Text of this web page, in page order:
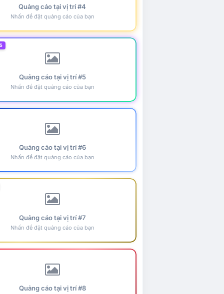
Quảng cáo tại vị trí #4
Nhấn để đặt quảng cáo của bạn
Quảng cáo tại vị trí #5
Nhấn để đặt quảng cáo của bạn
Quảng cáo tại vị trí #6
Nhấn để đặt quảng cáo của bạn
Quảng cáo tại vị trí #7
Nhấn để đặt quảng cáo của bạn
Quảng cáo tại vị trí #8